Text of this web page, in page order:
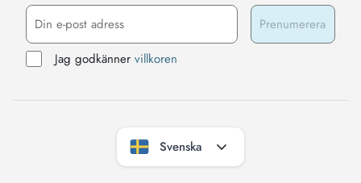
Jag godkänner villkoren
Svenska